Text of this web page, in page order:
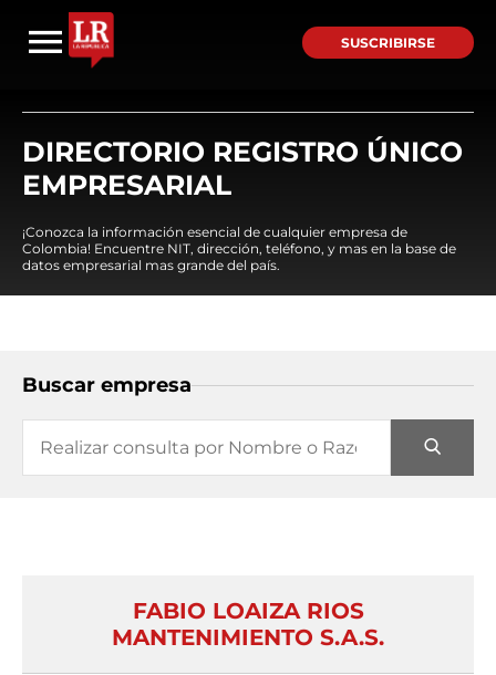
SUSCRIBIRSE
DIRECTORIO REGISTRO ÚNICO
EMPRESARIAL
¡Conozca la información esencial de cualquier empresa de
Colombia! Encuentre NIT, dirección, teléfono, y mas en la base de
datos empresarial mas grande del país.
Buscar empresa
FABIO LOAIZA RIOS
MANTENIMIENTO S.A.S.